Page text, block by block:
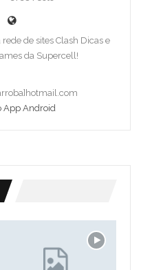
de sites Clash Dicas e
da Supercell!
App Android